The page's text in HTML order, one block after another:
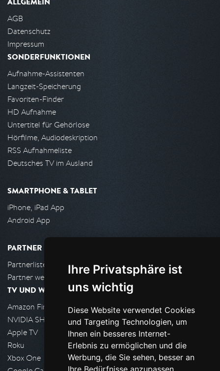
Ihre Privatsphäre ist
uns wichtig
Diese Website verwendet Cookies
und Targeting Technologien, um
Ihnen ein besseres Internet-
Erlebnis zu ermöglichen und die
Werbung, die Sie sehen, besser an
Ihre Bedürfnisse anzupassen.
AGB
Datenschutz
Impressum
SONDERFUNKTIONEN
Aufnahme-Assistenten
Langzeit-Speicherung
Favoriten-Finder
HD Aufnahme
Untertitel für Gehörlose
Hörfilme, Audiodeskription
RSS Aufnahmeliste
Deutsches TV im Ausland
SMARTPHONE & TABLET
iPhone, iPad App
Android App
PARTNER
Partnerliste
Partner werden
TV UND WOHNZIMMER
Amazon FireTV
NVIDIA SHIELD, Google TV
Apple TV
Roku
Xbox One